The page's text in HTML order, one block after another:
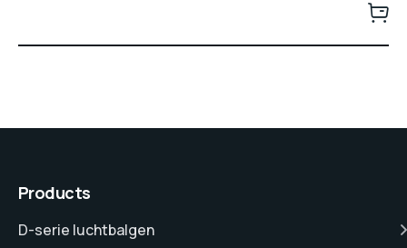
Products
D-serie luchtbalgen